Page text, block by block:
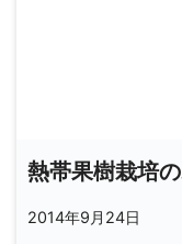
熱帯果樹栽培
2014年9月24日